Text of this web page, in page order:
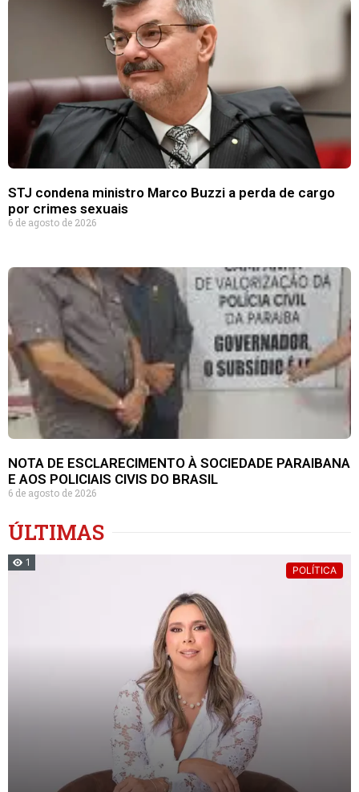
STJ condena ministro Marco Buzzi a perda de cargo
por crimes sexuais
6 de agosto de 2026
NOTA DE ESCLARECIMENTO À SOCIEDADE PARAIBANA
E AOS POLICIAIS CIVIS DO BRASIL
6 de agosto de 2026
ÚLTIMAS
1
POLÍTICA